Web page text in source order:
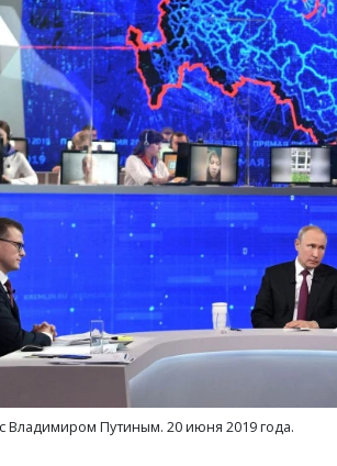
Владимиром Путиным. 20 июня 2019 года.
начинается с
новым
Смелость
Генеральный
ЗИАС — об
трендах в
СТРОИТЕЛЬСТВО